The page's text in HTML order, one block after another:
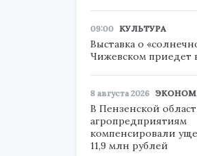
09:00 КУЛЬТУРА
Выставка о
Чижевском приедет
8 августа 2026
В Пензенской
агропредприятиям
компенсировали
11,9 млн рублей